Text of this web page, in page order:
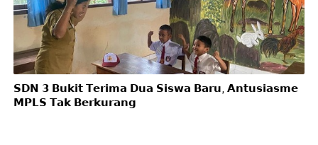
𝗦𝗗𝗡 𝟯 𝗕𝘂𝗸𝗶𝘁 𝗧𝗲𝗿𝗶𝗺𝗮 𝗗𝘂𝗮 𝗦𝗶𝘀𝘄𝗮 𝗕𝗮𝗿𝘂, 𝗔𝗻𝘁𝘂𝘀𝗶𝗮𝘀𝗺𝗲
𝗠𝗣𝗟𝗦 𝗧𝗮𝗸 𝗕𝗲𝗿𝗸𝘂𝗿𝗮𝗻𝗴